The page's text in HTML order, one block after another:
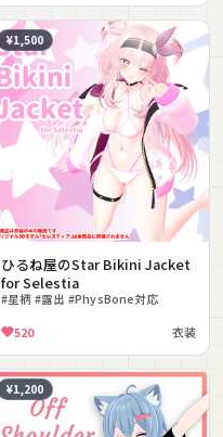
¥1,500
ひるね屋のStar Bikini Jacket
for Selestia
#星柄 #露出 #PhysBone対応
520 衣装
¥1,200